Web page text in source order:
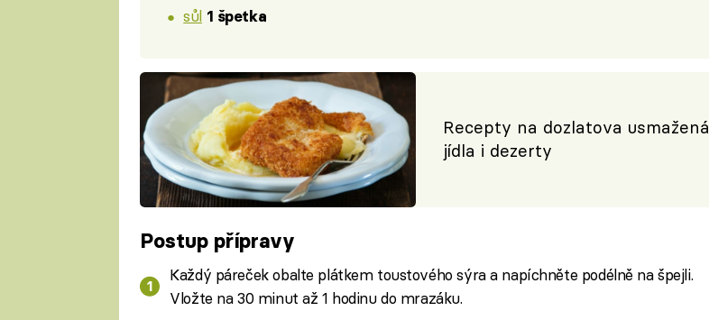
sůl 1 špetka
Recepty na dozlatova usmažená
jídla i dezerty
Postup přípravy
Každý páreček obalte plátkem toustového sýra a napíchněte podélně na špejli.
Vložte na 30 minut až 1 hodinu do mrazáku.